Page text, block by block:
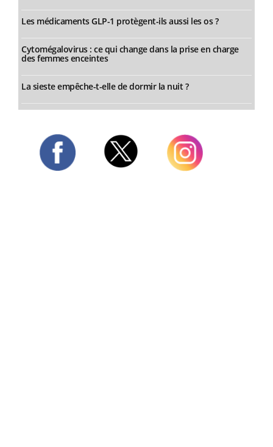
Les médicaments GLP-1 protègent-ils aussi les os ?
Cytomégalovirus : ce qui change dans la prise en charge
des femmes enceintes
La sieste empêche-t-elle de dormir la nuit ?